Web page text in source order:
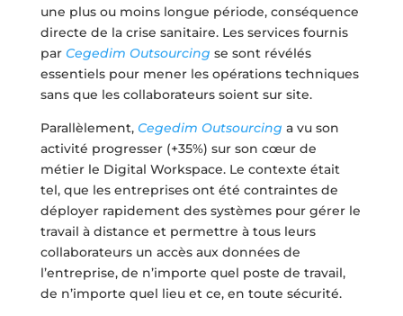
une plus ou moins longue période, conséquence
directe de la crise sanitaire. Les services fournis
par Cegedim Outsourcing se sont révélés
essentiels pour mener les opérations techniques
sans que les collaborateurs soient sur site.
Parallèlement, Cegedim Outsourcing a vu son
activité progresser (+35%) sur son cœur de
métier le Digital Workspace. Le contexte était
tel, que les entreprises ont été contraintes de
déployer rapidement des systèmes pour gérer le
travail à distance et permettre à tous leurs
collaborateurs un accès aux données de
l’entreprise, de n’importe quel poste de travail,
de n’importe quel lieu et ce, en toute sécurité.